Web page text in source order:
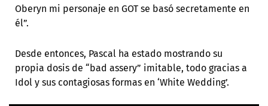
Oberyn mi personaje en GOT se basó secretamente en
él”.
Desde entonces, Pascal ha estado mostrando su
propia dosis de “bad assery” imitable, todo gracias a
Idol y sus contagiosas formas en ‘White Wedding’.